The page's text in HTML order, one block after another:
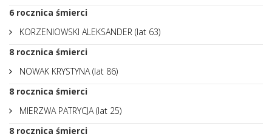
6 rocznica śmierci
KORZENIOWSKI ALEKSANDER (lat 63)
8 rocznica śmierci
NOWAK KRYSTYNA (lat 86)
8 rocznica śmierci
MIERZWA PATRYCJA (lat 25)
8 rocznica śmierci